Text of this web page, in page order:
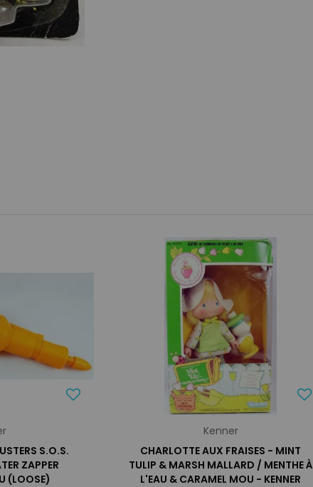
S.O.S.
ZAPPER
(LOOSE)
Kenner
CHARLOTTE AUX FRAISES - MINT
TULIP & MARSH MALLARD / MENTHE À
L'EAU & CARAMEL MOU - KENNER